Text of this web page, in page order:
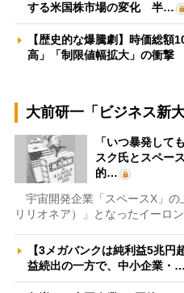
する米国株市場の変化 半…
【歴史的な爆騰劇】時価総額
高」「制限値幅拡大」の衝
大前研一「ビジネス新
「いつ暴発して
スク氏とスペー
的…
宇宙開発企業「スペースX」の
リリオネア）」となったイーロ
【3メガバンクは純利益5兆
益続出の一方で、中小企業・…